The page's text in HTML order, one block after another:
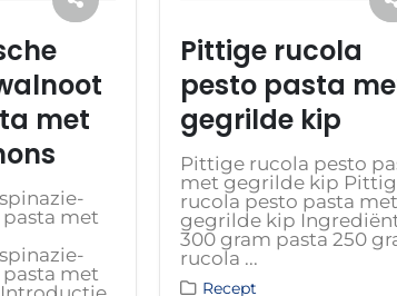
met
met
met
Pittige rucola
pesto pasta
gegrilde kip
Pittige rucola pesto
met gegrilde kip
rucola pesto pasta met
gegrilde kip
300 gram pasta 250
rucola ...
Recept